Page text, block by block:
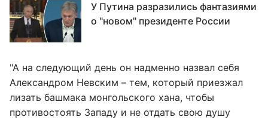
У Путина разразились фантазиями
о "новом" президенте России
"А на следующий день он надменно назвал себя
Александром Невским – тем, который приезжал
лизать башмака монгольского хана, чтобы
противостоять Западу и не отдать свою душу